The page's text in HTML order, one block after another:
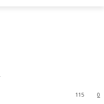
0
115